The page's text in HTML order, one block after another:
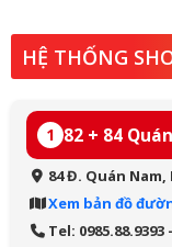
HỆ THỐNG
1 82 + 84
84 Đ. Quán
Xem bản đồ
Tel: 0985.88.9393